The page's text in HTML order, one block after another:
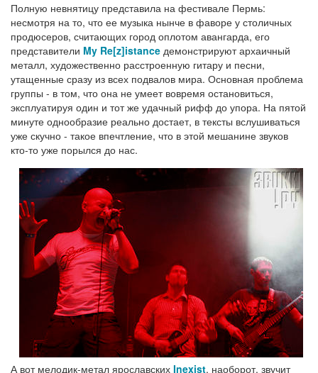
Полную невнятицу представила на фестивале Пермь:
несмотря на то, что ее музыка нынче в фаворе у столичных
продюсеров, считающих город оплотом авангарда, его
представители My Re[z]istance демонстрируют архаичный
металл, художественно расстроенную гитару и песни,
утащенные сразу из всех подвалов мира. Основная проблема
группы - в том, что она не умеет вовремя остановиться,
эксплуатируя один и тот же удачный рифф до упора. На пятой
минуте однообразие реально достает, в тексты вслушиваться
уже скучно - такое впечтление, что в этой мешанине звуков
кто-то уже порылся до нас.
А вот мелодик-метал ярославских Inexist, наоборот, звучит